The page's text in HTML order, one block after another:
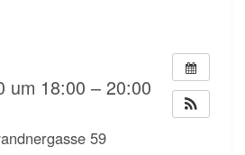
um 18:00 – 20:00
59